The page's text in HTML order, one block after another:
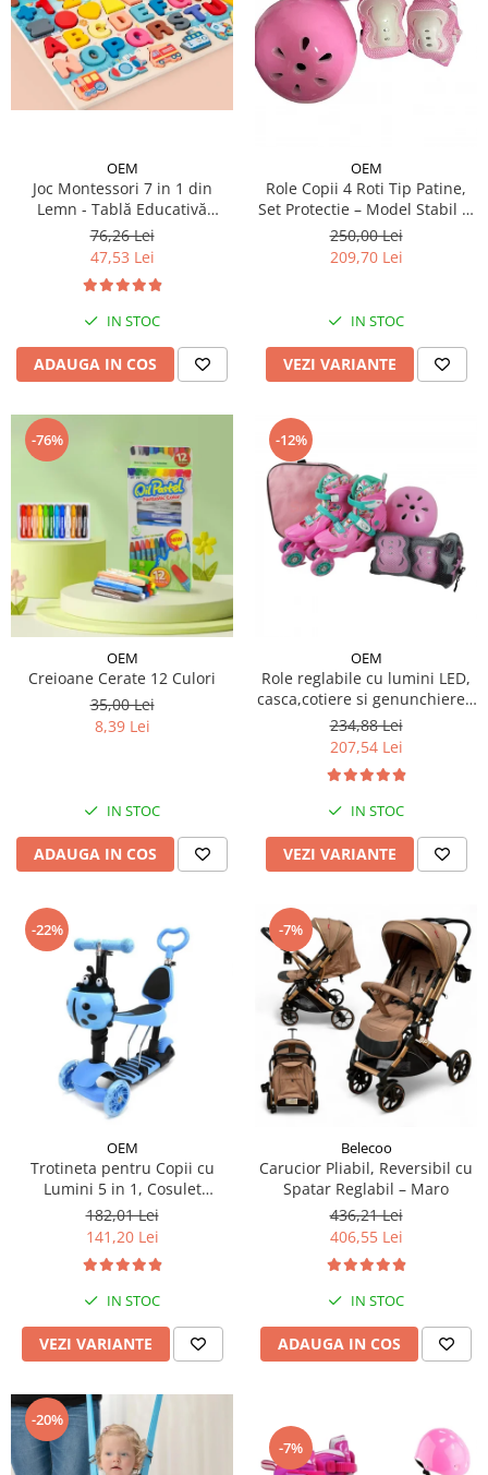
OEM
Joc Montessori 7 in 1 din
Lemn - Tablă Educativă
Logaritmică
76,26 Lei
47,53 Lei
IN STOC
ADAUGA IN COS
OEM
Role Copii 4 Roti Tip Patine,
Set Protectie – Model Stabil si
Reglabil - Roz
250,00 Lei
209,70 Lei
IN STOC
VEZI VARIANTE
-76%
OEM
Creioane Cerate 12 Culori
35,00 Lei
8,39 Lei
IN STOC
ADAUGA IN COS
-12%
OEM
Role reglabile cu lumini LED,
casca,cotiere si genunchiere -
Ursuletul vesel Panda
234,88 Lei
207,54 Lei
IN STOC
VEZI VARIANTE
-22%
OEM
Trotineta pentru Copii cu
Lumini 5 in 1, Cosulet
Buburuza, Maner de Impins
fara Pedale
182,01 Lei
141,20 Lei
IN STOC
VEZI VARIANTE
-7%
Belecoo
Carucior Pliabil, Reversibil cu
Spatar Reglabil – Maro
436,21 Lei
406,55 Lei
IN STOC
ADAUGA IN COS
-20%
-7%